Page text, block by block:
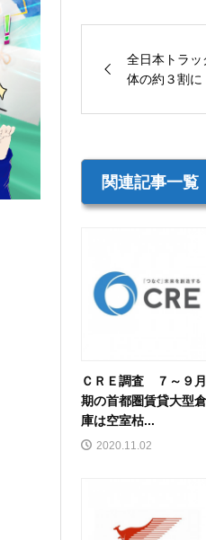
全日本トラ
体の約３割に
関連記事一覧
ＣＲＥ調査 ７～９月
期の首都圏賃貸大型倉
庫は空室枯...
2020.11.02